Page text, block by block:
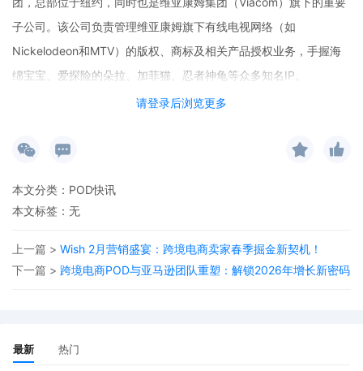
请登录后浏览更多
子公司。该公司负责管理维亚康姆旗下有线电视网络（如
Nickelodeon和MTV）的版权、商标及相关产品授权业务，手握海
绵宝宝、爱探险的朵拉、加菲猫、忍者神龟等众多知名IP。
美国伊利诺伊州芝加哥的律师事务所，与国际众多知名娱乐公司建
立了长期稳定的合作关系，例如华纳兄弟娱乐公司等。近年来，
TME频繁代理国际知名IP的跨境维权，从迈克尔·杰克逊相关权益维
侠》、《瓢虫少女》等案例，都在其维权范围之内。
的资金流带来巨大压力，还可能影响到其店铺的正常运营和信誉。
本文分类： POD快讯
本文标签：无
上一篇 > Wish 2月营销盛宴：跨境电商卖家春季掘金新契机！
下一篇 > 跨境电商POD与亚马逊团队重塑：解锁2026年增长新密码
最新 热门